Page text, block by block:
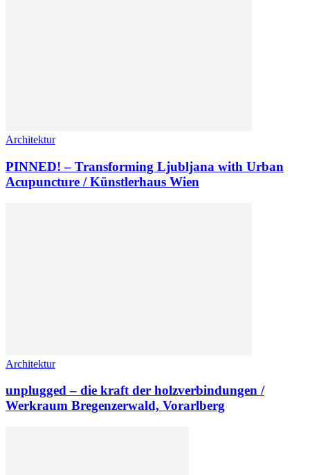
Architektur
PINNED! – Transforming Ljubljana with Urban
Acupuncture / Künstlerhaus Wien
Architektur
unplugged – die kraft der holzverbindungen /
Werkraum Bregenzerwald, Vorarlberg